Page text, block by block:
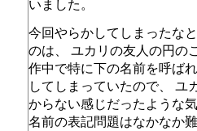
いました。
今回やらかしてしまったな
のは、 ユカリの友人の円の
作中で特に下の名前を呼ば
してしまっていたので、 ユ
からない感じだったような
名前の表記問題はなかなか